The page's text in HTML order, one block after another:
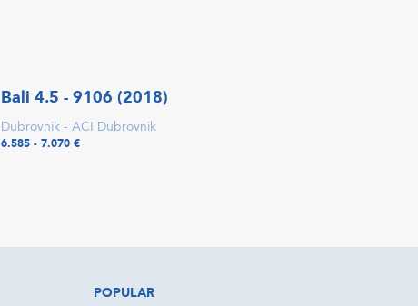
Bali 4.5 - 9106 (2018)
Dubrovnik - ACI Dubrovnik
6.585 - 7.070 €
POPULAR